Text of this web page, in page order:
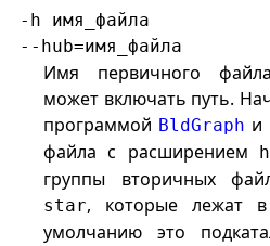
-h имя_файла
--hub=имя_файла
Имя первичного
может включать путь.
программой BldGraph и
файла с расширением
группы вторичных
star, которые лежат
умолчанию это